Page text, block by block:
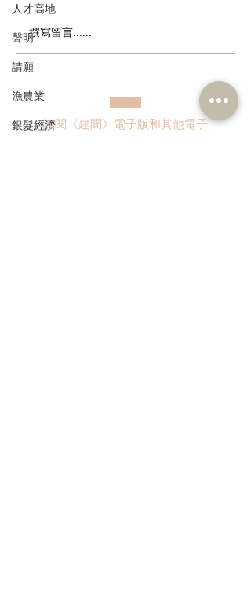
人才高地
聲明
請願
漁農業
銀髮經濟
張培剛歡迎東九龍智慧綠
色運輸系統招標，盼預留
撰寫留言......
訂閱《建聞》電子版和其他電子